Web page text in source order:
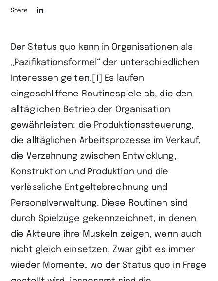
auf
LinkedIn
teilen
Share
Der Status quo kann in Organisationen als
„Pazifikationsformel“ der unterschiedlichen
Interessen gelten.[1] Es laufen
eingeschliffene Routinespiele ab, die den
alltäglichen Betrieb der Organisation
gewährleisten: die Produktionssteuerung,
die alltäglichen Arbeitsprozesse im Verkauf,
die Verzahnung zwischen Entwicklung,
Konstruktion und Produktion und die
verlässliche Entgeltabrechnung und
Personalverwaltung. Diese Routinen sind
durch Spielzüge gekennzeichnet, in denen
die Akteure ihre Muskeln zeigen, wenn auch
nicht gleich einsetzen. Zwar gibt es immer
wieder Momente, wo der Status quo in Frage